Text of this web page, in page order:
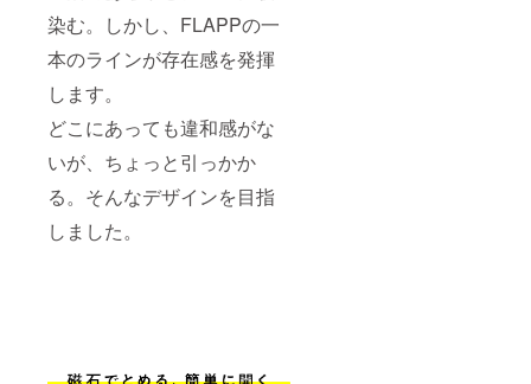
染む。しかし、FLAPPの一
本のラインが存在感を発揮
します。
どこにあっても違和感がな
いが、ちょっと引っかか
る。そんなデザインを目指
しました。